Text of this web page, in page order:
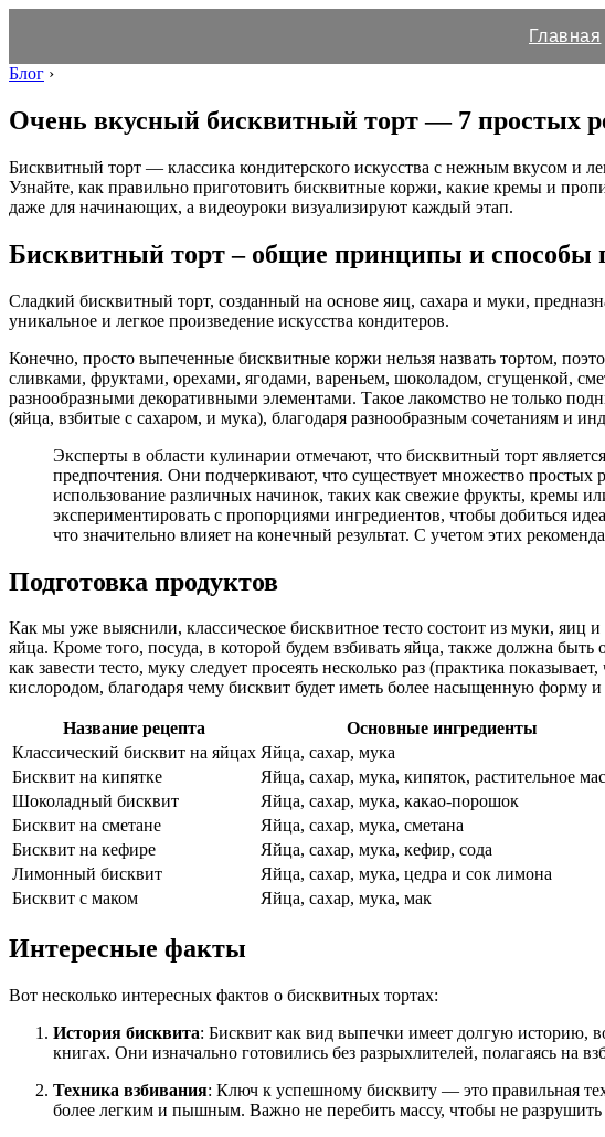
Главная
Блог ›
Очень вкусный бисквитный торт — 7 простых
Бисквитный торт — классика кондитерского искусства с нежным вкусом и
Узнайте, как правильно приготовить бисквитные коржи, какие кремы и
даже для начинающих, а видеоуроки визуализируют каждый этап.
Бисквитный торт – общие принципы и способы
Сладкий бисквитный торт, созданный на основе яиц, сахара и муки,
уникальное и легкое произведение искусства кондитеров.
Конечно, просто выпеченные бисквитные коржи нельзя назвать тортом,
сливками, фруктами, орехами, ягодами, вареньем, шоколадом, сгущенкой,
разнообразными декоративными элементами. Такое лакомство не только
(яйца, взбитые с сахаром, и мука), благодаря разнообразным сочетаниям и
Эксперты в области кулинарии отмечают, что бисквитный торт
предпочтения. Они подчеркивают, что существует множество
использование различных начинок, таких как свежие фрукты, кремы
экспериментировать с пропорциями ингредиентов, чтобы добиться
что значительно влияет на конечный результат. С учетом этих
Подготовка продуктов
Как мы уже выяснили, классическое бисквитное тесто состоит из муки, яиц
яйца. Кроме того, посуда, в которой будем взбивать яйца, также должна
как завести тесто, муку следует просеять несколько раз (практика
кислородом, благодаря чему бисквит будет иметь более насыщенную
Название рецепта Основные ингредиенты
Классический бисквит на яйцах Яйца, сахар, мука
Бисквит на кипятке
Яйца, сахар, мука, кипяток, растительное
Шоколадный бисквит
Яйца, сахар, мука, какао-порошок
Бисквит на сметане
Яйца, сахар, мука, сметана
Бисквит на кефире
Яйца, сахар, мука, кефир, сода
Лимонный бисквит
Яйца, сахар, мука, цедра и сок лимона
Бисквит с маком
Яйца, сахар, мука, мак
Интересные факты
Вот несколько интересных фактов о бисквитных тортах:
История бисквита: Бисквит как вид выпечки имеет долгую историю,
книгах. Они изначально готовились без разрыхлителей, полагаясь на
Техника взбивания: Ключ к успешному бисквиту — это правильная
более легким и пышным. Важно не перебить массу, чтобы не разрушить